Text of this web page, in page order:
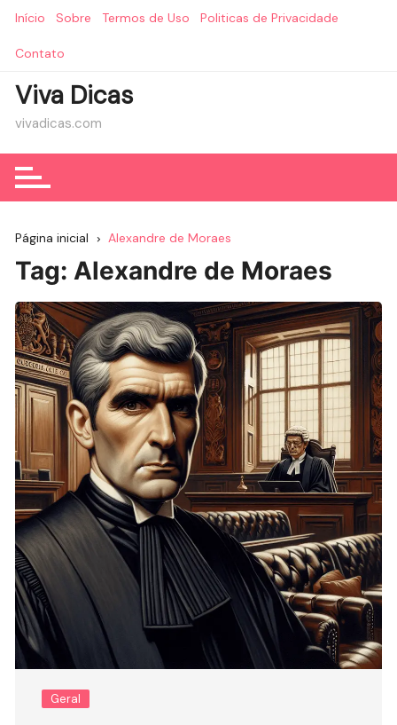
Início Sobre Termos de Uso Politicas de Privacidade
Contato
Viva Dicas
vivadicas.com
Página inicial Alexandre de Moraes
Tag:Alexandre de Moraes
Geral